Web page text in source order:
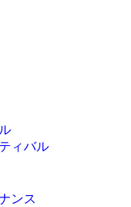
ィバル
ンス